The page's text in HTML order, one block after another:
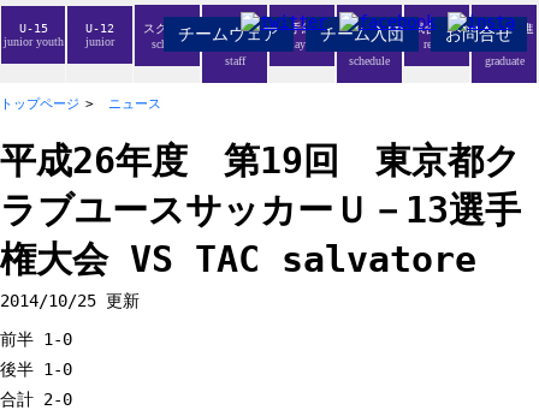
チームウェア チーム入団 お問合せ
U-15
junior youth
U-12
junior
スクール
school
スタッフ紹
介
staff
選手紹介
players
スケジュー
ル
schedule
試合結果
result
卒業生の進
路
graduate
トップページ ニュース
平成26年度 第19回 東京都ク
ラブユースサッカーＵ－13選手
権大会 VS TAC salvatore
2014/10/25 更新
前半 1-0
後半 1-0
合計 2-0